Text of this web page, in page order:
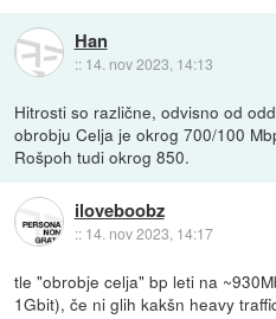
Han
:: 14. nov 2023, 14:13
Hitrosti so različne, odvisno od
obrobju Celja je okrog 700/100
Rošpoh tudi okrog 850.
iloveboobz
:: 14. nov 2023, 14:17
tle "obrobje celja" bp leti na
1Gbit), če ni glih kakšn heavy